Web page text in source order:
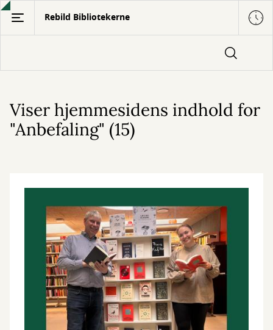
Gå
hovedindhold
Rebild Bibliotekerne
Viser hjemmesidens indhold for
"Anbefaling" (15)